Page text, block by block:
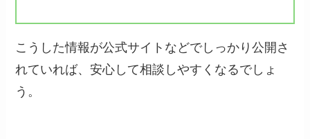
こうした情報が公式サイトなどでしっかり公開さ
れていれば、安心して相談しやすくなるでしょ
う。